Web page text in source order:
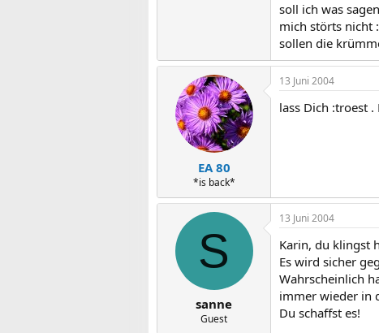
soll ich was
mich störts nicht
sollen die
EA 80
*is back*
13 Juni 2004
lass Dich :troest
S
sanne
Guest
13 Juni 2004
Karin, du klingst
Es wird sicher
Wahrscheinlich
immer wieder in
Du schaffst es!